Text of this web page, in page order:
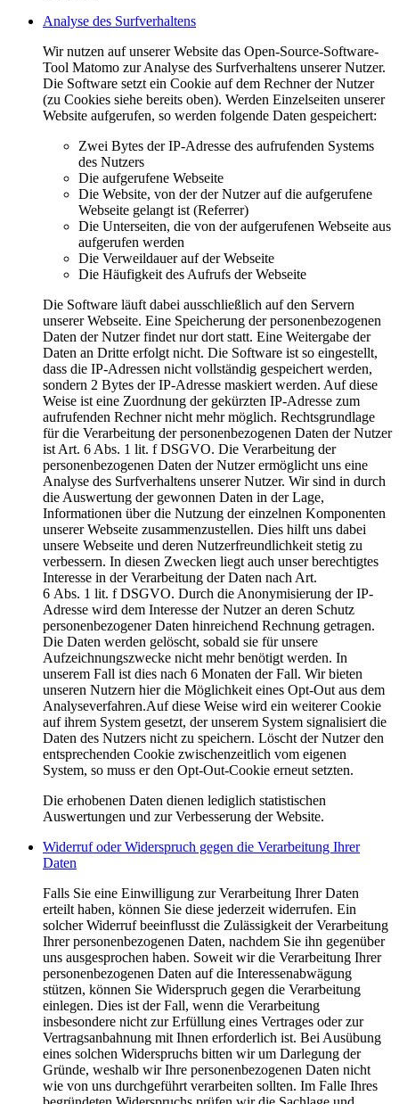
Analyse des Surfverhaltens
Wir nutzen auf unserer Website das Open-Source-Software-
Tool Matomo zur Analyse des Surfverhaltens unserer Nutzer.
Die Software setzt ein Cookie auf dem Rechner der Nutzer
(zu Cookies siehe bereits oben). Werden Einzelseiten unserer
Website aufgerufen, so werden folgende Daten gespeichert:
Zwei Bytes der IP-Adresse des aufrufenden Systems
des Nutzers
Die aufgerufene Webseite
Die Website, von der der Nutzer auf die aufgerufene
Webseite gelangt ist (Referrer)
Die Unterseiten, die von der aufgerufenen Webseite aus
aufgerufen werden
Die Verweildauer auf der Webseite
Die Häufigkeit des Aufrufs der Webseite
Die Software läuft dabei ausschließlich auf den Servern
unserer Webseite. Eine Speicherung der personenbezogenen
Daten der Nutzer findet nur dort statt. Eine Weitergabe der
Daten an Dritte erfolgt nicht. Die Software ist so eingestellt,
dass die IP-Adressen nicht vollständig gespeichert werden,
sondern 2 Bytes der IP-Adresse maskiert werden. Auf diese
Weise ist eine Zuordnung der gekürzten IP-Adresse zum
aufrufenden Rechner nicht mehr möglich. Rechtsgrundlage
für die Verarbeitung der personenbezogenen Daten der Nutzer
ist Art. 6 Abs. 1 lit. f DSGVO. Die Verarbeitung der
personenbezogenen Daten der Nutzer ermöglicht uns eine
Analyse des Surfverhaltens unserer Nutzer. Wir sind in durch
die Auswertung der gewonnen Daten in der Lage,
Informationen über die Nutzung der einzelnen Komponenten
unserer Webseite zusammenzustellen. Dies hilft uns dabei
unsere Webseite und deren Nutzerfreundlichkeit stetig zu
verbessern. In diesen Zwecken liegt auch unser berechtigtes
Interesse in der Verarbeitung der Daten nach Art.
6 Abs. 1 lit. f DSGVO. Durch die Anonymisierung der IP-
Adresse wird dem Interesse der Nutzer an deren Schutz
personenbezogener Daten hinreichend Rechnung getragen.
Die Daten werden gelöscht, sobald sie für unsere
Aufzeichnungszwecke nicht mehr benötigt werden. In
unserem Fall ist dies nach 6 Monaten der Fall. Wir bieten
unseren Nutzern hier die Möglichkeit eines Opt-Out aus dem
Analyseverfahren.Auf diese Weise wird ein weiterer Cookie
auf ihrem System gesetzt, der unserem System signalisiert die
Daten des Nutzers nicht zu speichern. Löscht der Nutzer den
entsprechenden Cookie zwischenzeitlich vom eigenen
System, so muss er den Opt-Out-Cookie erneut setzten.
Die erhobenen Daten dienen lediglich statistischen
Auswertungen und zur Verbesserung der Website.
Widerruf oder Widerspruch gegen die Verarbeitung Ihrer
Daten
Falls Sie eine Einwilligung zur Verarbeitung Ihrer Daten
erteilt haben, können Sie diese jederzeit widerrufen. Ein
solcher Widerruf beeinflusst die Zulässigkeit der Verarbeitung
Ihrer personenbezogenen Daten, nachdem Sie ihn gegenüber
uns ausgesprochen haben. Soweit wir die Verarbeitung Ihrer
personenbezogenen Daten auf die Interessenabwägung
stützen, können Sie Widerspruch gegen die Verarbeitung
einlegen. Dies ist der Fall, wenn die Verarbeitung
insbesondere nicht zur Erfüllung eines Vertrages oder zur
Vertragsanbahnung mit Ihnen erforderlich ist. Bei Ausübung
eines solchen Widerspruchs bitten wir um Darlegung der
Gründe, weshalb wir Ihre personenbezogenen Daten nicht
wie von uns durchgeführt verarbeiten sollten. Im Falle Ihres